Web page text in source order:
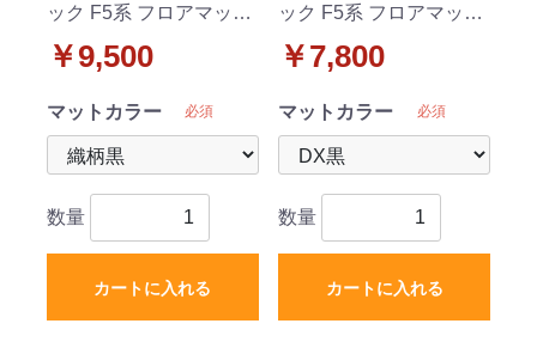
ック F5系 フロアマット
￥9,500
マットカラー 必須
数量
カートに入れる
ック F5系 フロアマット
￥7,800
マットカラー 必須
数量
カートに入れる